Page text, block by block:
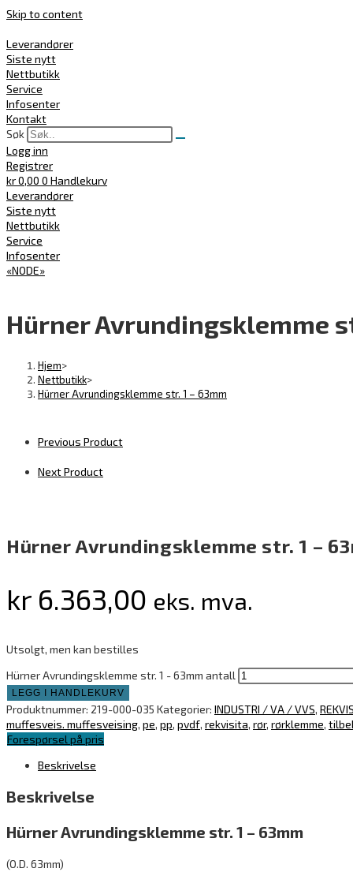
Skip to content
Leverandører
Siste nytt
Nettbutikk
Service
Infosenter
Kontakt
Søk
Logg inn
Registrer
kr0,00 0 Handlekurv
Leverandører
Siste nytt
Nettbutikk
Service
Infosenter
«NODE»
Hürner Avrundingsklemme
Hjem>
Nettbutikk>
Hürner Avrundingsklemme str. 1 – 63mm
Previous Product
Next Product
Hürner Avrundingsklemme str. 1 –
kr 6.363,00 eks. mva.
Utsolgt, men kan bestilles
Hürner Avrundingsklemme str. 1 - 63mm antall
LEGG I HANDLEKURV
Produktnummer: 219-000-035 Kategorier: INDUSTRI / VA / VVS,
muffesveis. muffesveising, pe, pp, pvdf, rekvisita, rør, rørklemme,
Forespørsel på pris
Beskrivelse
Beskrivelse
Hürner Avrundingsklemme str. 1 – 63mm
(O.D. 63mm)